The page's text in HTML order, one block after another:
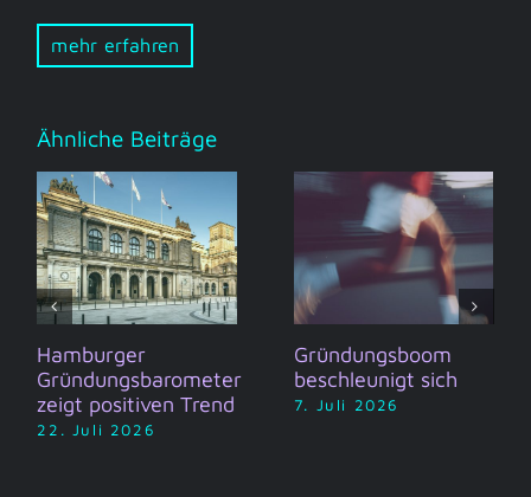
mehr erfahren
Ähnliche Beiträge
Hamburger
Gründungsbarometer
zeigt positiven Trend
22. Juli 2026
Gründungsboom
beschleunigt sich
7. Juli 2026